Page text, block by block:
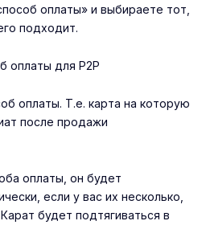
оплаты» и выбираете тот,
подходит.
оплаты. Т.е. карта на которую
после продажи
оплаты, он будет
если у вас их несколько,
будет подтягиваться в